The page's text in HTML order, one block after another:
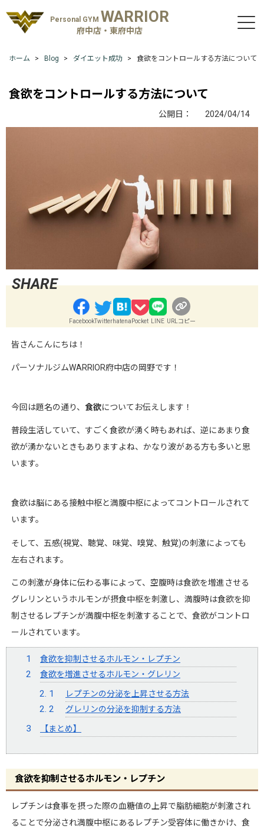
Personal GYM WARRIOR
府中店・東府中店
ホーム Blog ダイエット成功 食欲をコントロールする方法について
食欲をコントロールする方法について
公開日： 2024/04/14
FacebookTwitterhatena Pocket LINE URLコピー
皆さんこんにちは！
パーソナルジムWARRIOR府中店の岡野です！
今回は題名の通り、 食欲についてお伝えします！
普段生活していて、すごく食欲が湧く時もあれば、逆にあまり食
欲が湧かないときもありますよね、かなり波がある方も多いと思
います。
食欲は脳にある接触中枢と満腹中枢によってコントロールされて
います。
そして、五感(視覚、聴覚、味覚、嗅覚、触覚)の刺激によっても
左右されます。
この刺激が身体に伝わる事によって、空腹時は食欲を増進させる
グレリンというホルモンが摂食中枢を刺激し、満腹時は食欲を抑
制させるレプチンが満腹中枢を刺激することで、食欲がコントロ
ールされています。
食欲を抑制させるホルモン・レプチン
食欲を増進させるホルモン・グレリン
レプチンの分泌を上昇させる方法
グレリンの分泌を抑制する方法
【まとめ】
食欲を抑制させるホルモン・レプチン
レプチンは食事を摂った際の血糖値の上昇で脂肪細胞が刺激され
ることで分泌され満腹中枢にあるレプチン受容体に働きかけ、食